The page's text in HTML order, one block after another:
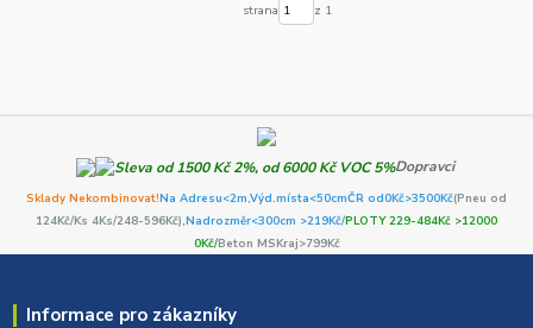
strana z 1
Dopravci
Sklady Nekombinovat!Na Adresu<2m,Výd.místa<50cmČR od0Kč>3500Kč(Pneu od
124Kč/Ks 4Ks/248-596Kč),Nadrozměr<300cm >219Kč/PLOTY 229-484Kč >12000
0Kč/Beton MSKraj>799Kč
Informace pro zákazníky